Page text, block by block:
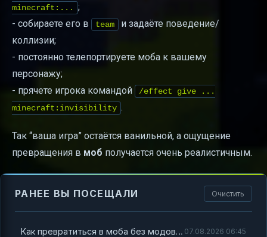
minecraft:...
;
- собираете его в
team
и задаёте поведение/
коллизии;
- постоянно телепортируете моба к вашему
персонажу;
- прячете игрока командой
/effect give ...
minecraft:invisibility .
Так “ваша игра” остаётся ванильной, а ощущение
превращения в моб получается очень реалистичным.
РАНЕЕ ВЫ ПОСЕЩАЛИ Очистить
Как превратиться в моба без модов в Minecraft: подробная инструкция 07.08.2026 06:45